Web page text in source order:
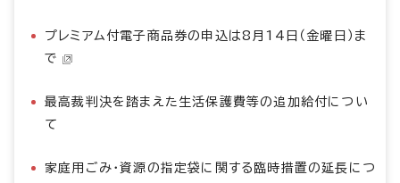
プレミアム付電子商品券の申込は8月14日（金曜日）ま
で
最高裁判決を踏まえた生活保護費等の追加給付につい
て
家庭用ごみ・資源の指定袋に関する臨時措置の延長につ